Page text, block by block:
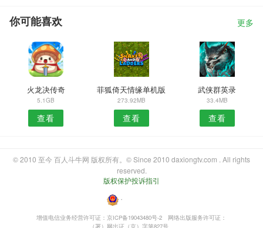
你可能喜欢 更多
火龙决传奇
5.1GB
查看
菲狐倚天情缘单机版
273.92MB
查看
武侠群英录
33.4MB
查看
© 2010 至今 百人斗牛网 版权所有。© Since 2010 daxiongtv.com . All rights
reserved.
版权保护投诉指引
・
增值电信业务经营许可证：京ICP备19043480号-2
网络出版服务许可证：